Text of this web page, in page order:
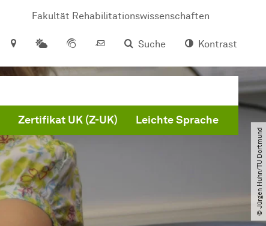
Fakultät Rehabilitationswissenschaften
Suche
Kontrast
Zertifikat UK (Z-UK) Leichte Sprache
© Jürgen Huhn​/​TU Dortmund